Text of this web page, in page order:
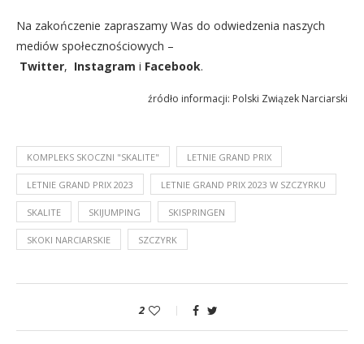
Na zakończenie zapraszamy Was do odwiedzenia naszych
mediów społecznościowych –
Twitter, Instagram i Facebook.
źródło informacji: Polski Związek Narciarski
KOMPLEKS SKOCZNI "SKALITE" LETNIE GRAND PRIX
LETNIE GRAND PRIX 2023 LETNIE GRAND PRIX 2023 W SZCZYRKU
SKALITE SKIJUMPING SKISPRINGEN
SKOKI NARCIARSKIE SZCZYRK
2